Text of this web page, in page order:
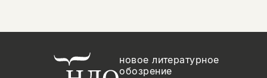
новое литературное
обозрение